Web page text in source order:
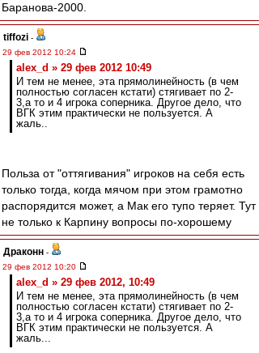
Баранова-2000.
tiffozi -
29 фев 2012 10:24
alex_d » 29 фев 2012 10:49
И тем не менее, эта прямолинейность (в чем
полностью согласен кстати) стягивает по 2-
3,а то и 4 игрока соперника. Другое дело, что
ВГК этим практически не пользуется. А
жаль..
Польза от "оттягивания" игроков на себя есть
только тогда, когда мячом при этом грамотно
распорядится может, а Мак его тупо теряет. Тут
не только к Карпину вопросы по-хорошему
Драконн -
29 фев 2012 10:20
alex_d » 29 фев 2012, 10:49
И тем не менее, эта прямолинейность (в чем
полностью согласен кстати) стягивает по 2-
3,а то и 4 игрока соперника. Другое дело, что
ВГК этим практически не пользуется. А
жаль...